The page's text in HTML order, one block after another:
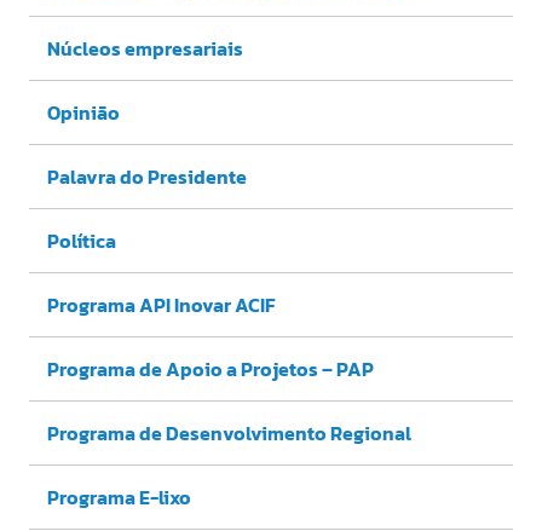
Núcleos empresariais
Opinião
Palavra do Presidente
Política
Programa API Inovar ACIF
Programa de Apoio a Projetos – PAP
Programa de Desenvolvimento Regional
Programa E-lixo